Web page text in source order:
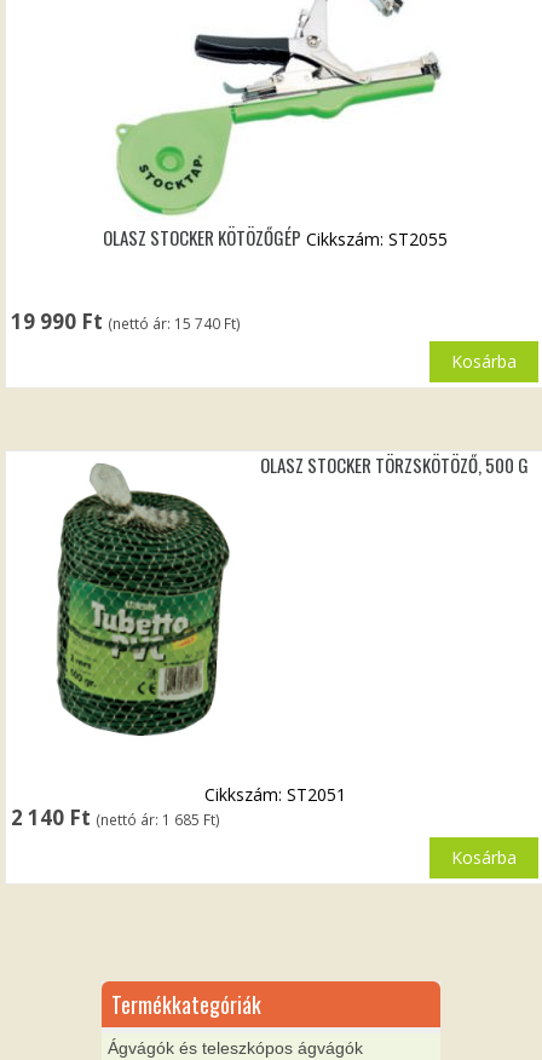
OLASZ STOCKER KÖTÖZŐGÉP
19 990 Ft (nettó ár: 15 740 Ft)
Cikkszám: ST2055
Kosárba
OLASZ STOCKER TÖRZSKÖTÖZŐ, 500 G
2 140 Ft (nettó ár: 1 685 Ft)
Cikkszám: ST2051
Kosárba
Termékkategóriák
Ágvágók és teleszkópos ágvágók